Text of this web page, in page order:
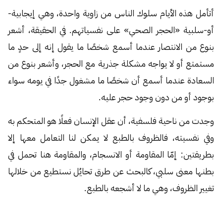
أتأمل هذه الأيام سلوك الناس من زاوية واحدة، وهي إيجابية-
أو-سلبية «الحجر الصحي» على نفسياتهم. في الحقيقة، أشعر
بنوع من الانتصار عندما أسمع شخصًا ما يقول إنه إلى حدٍ ما
مستمتع أو لا يواجه مشكلة جذرية مع الحجر، وأشعر بنوع من
السعادة عندما أسمع أن شخصًا ما مشغول جدًا في يومه سواء
بوجود أو من دون وجود حجر عليه.
وجدت من ناحية فلسفية، أن عقل الإنسان فعلًا هو المتحكم به
وفي نفسيته، فالظروف بالطبع لا يمكن لنا التعامل معها إلا
بطريقتين: إمّا المقاومة أو الانسجام، والمقاومة هنا تحمل في
بطنها معنى سلبي، كالبحث عن طرق تحايُل نستطيع من خلالها
تغيير الظروف، وهي ما لا أشجعه بالطبع.